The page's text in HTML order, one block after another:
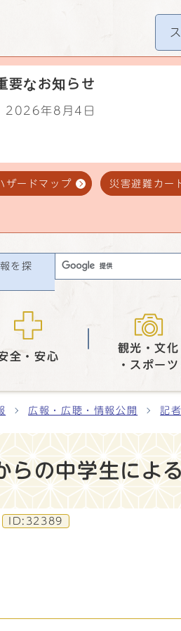
要なお知らせ
2026年8月4日
ザードマップ 災害避難カー
を探
全・安心
観光・文化
・スポーツ
広報・広聴・情報公開 記
らの中学生によ
ID:32389